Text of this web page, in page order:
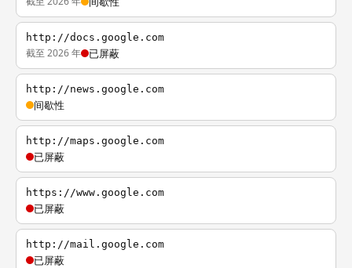
http://docs.google.com
截至 2026 年 已屏蔽
http://news.google.com
间歇性
http://maps.google.com
已屏蔽
https://www.google.com
已屏蔽
http://mail.google.com
已屏蔽